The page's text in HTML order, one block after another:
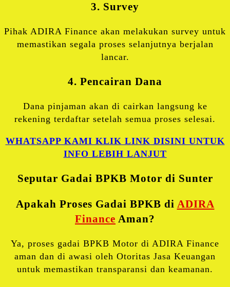
3. Survey
Pihak ADIRA Finance akan melakukan survey untuk
memastikan segala proses selanjutnya berjalan
lancar.
4. Pencairan Dana
Dana pinjaman akan di cairkan langsung ke
rekening terdaftar setelah semua proses selesai.
WHATSAPP KAMI KLIK LINK DISINI UNTUK
INFO LEBIH LANJUT
Seputar Gadai BPKB Motor di Sunter
Apakah Proses Gadai BPKB di ADIRA
Finance Aman?
Ya, proses gadai BPKB Motor di ADIRA Finance
aman dan di awasi oleh Otoritas Jasa Keuangan
untuk memastikan transparansi dan keamanan.